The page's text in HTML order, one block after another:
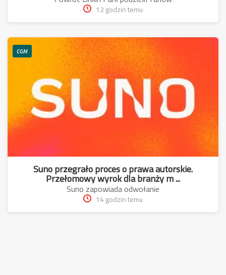
12 godzin temu
CGM
Suno przegrało proces o prawa autorskie.
Przełomowy wyrok dla branży m ...
Suno zapowiada odwołanie
14 godzin temu